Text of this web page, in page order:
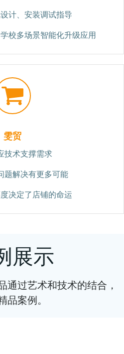
计、安装调试指导
校多场景智能化升级应用
雯贸
技术支撑需求
题解决有更多可能
决定了店铺的命运
展示
通过艺术和技术的结合，
品案例。